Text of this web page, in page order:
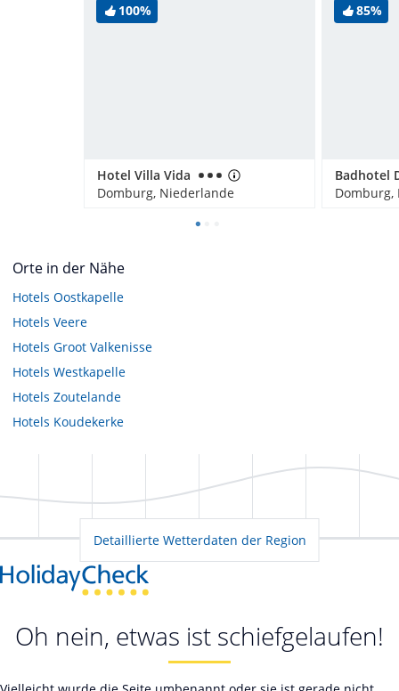
100%
Hotel Villa Vida
Domburg, Niederlande
85%
Badhotel
Orte in der Nähe
Hotels Oostkapelle
Hotels Veere
Hotels Groot Valkenisse
Hotels Westkapelle
Hotels Zoutelande
Hotels Koudekerke
Detaillierte Wetterdaten der Region
Oh nein, etwas ist schiefgelaufen!